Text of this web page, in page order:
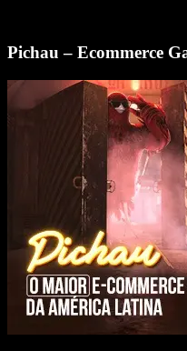
Pichau – Ecommerce